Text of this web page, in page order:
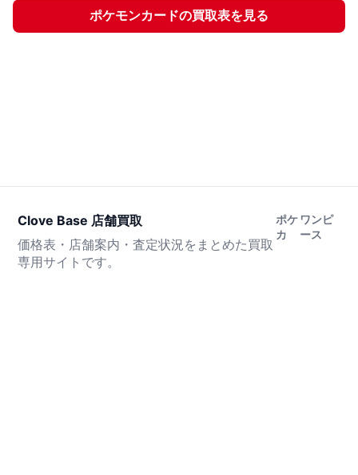
ポケモンカードの買取表を見る
Clove Base 店舗買取
価格表・店舗案内・査定状況をまとめた買取
専用サイトです。
ポケ
カ
ワンピ
ース